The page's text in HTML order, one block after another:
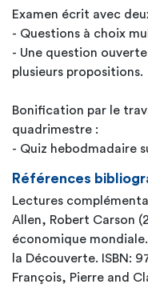
Examen écrit avec
- Questions à choix
- Une question
plusieurs propositions.
Bonification par le
quadrimestre :
- Quiz hebodmadaire
Références
Lectures
Allen, Robert Carson
économique
la Découverte. ISBN:
François, Pierre and